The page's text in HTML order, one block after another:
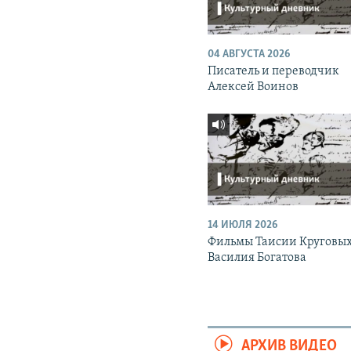
04 АВГУСТА 2026
Писатель и переводчик
Алексей Воинов
14 ИЮЛЯ 2026
Фильмы Таисии
Василия Богатова
АРХИВ ВИДЕО